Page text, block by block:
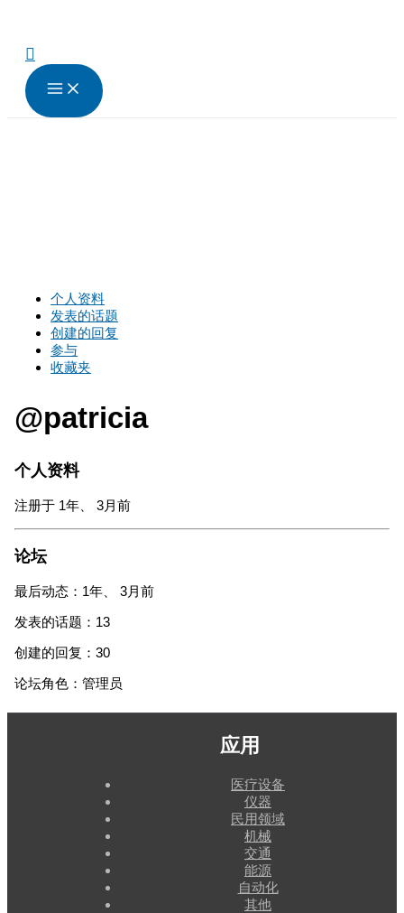
搜
索
个人资料
发表的话题
创建的回复
参与
收藏夹
@patricia
个人资料
注册于 1年、 3月前
论坛
最后动态：1年、 3月前
发表的话题：13
创建的回复：30
论坛角色：管理员
应用
医疗设备
仪器
民用领域
机械
交通
能源
自动化
其他